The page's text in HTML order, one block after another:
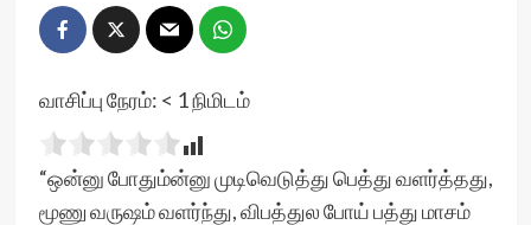
வாசிப்பு நேரம்: < 1நிமிடம்
“ஒன்னு போதும்ன்னு முடிவெடுத்து பெத்து வளர்த்தது,
மூணு வருஷம் வளர்ந்து, விபத்துல போய் பத்து மாசம்